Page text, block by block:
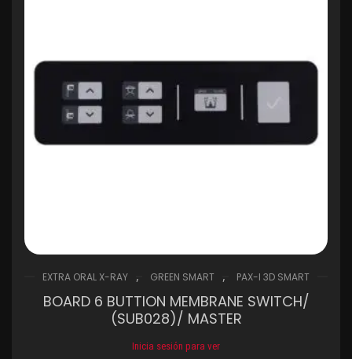
EXTRA ORAL X-RAY , GREEN SMART , PAX-I 3D SMART
BOARD 6 BUTTION MEMBRANE SWITCH/
(SUB028)/ MASTER
Inicia sesión para ver